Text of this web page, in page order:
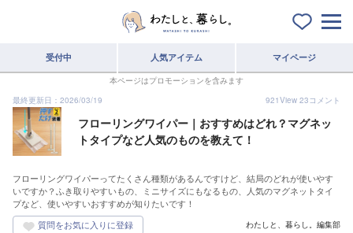
受付中 人気アイテム マイページ
本ページはプロモーションを含みます
最終更新日：2026/03/19
921View 23コメント
フローリングワイパー｜おすすめはどれ？マグネッ
トタイプなど人気のものを教えて！
フローリングワイパーってたくさん種類があるんですけど、結局のどれが使いやす
いですか？ふき取りやすいもの、ミニサイズにもなるもの、人気のマグネットタイ
プなど、使いやすいおすすめが知りたいです！
わたしと、暮らし。編集部